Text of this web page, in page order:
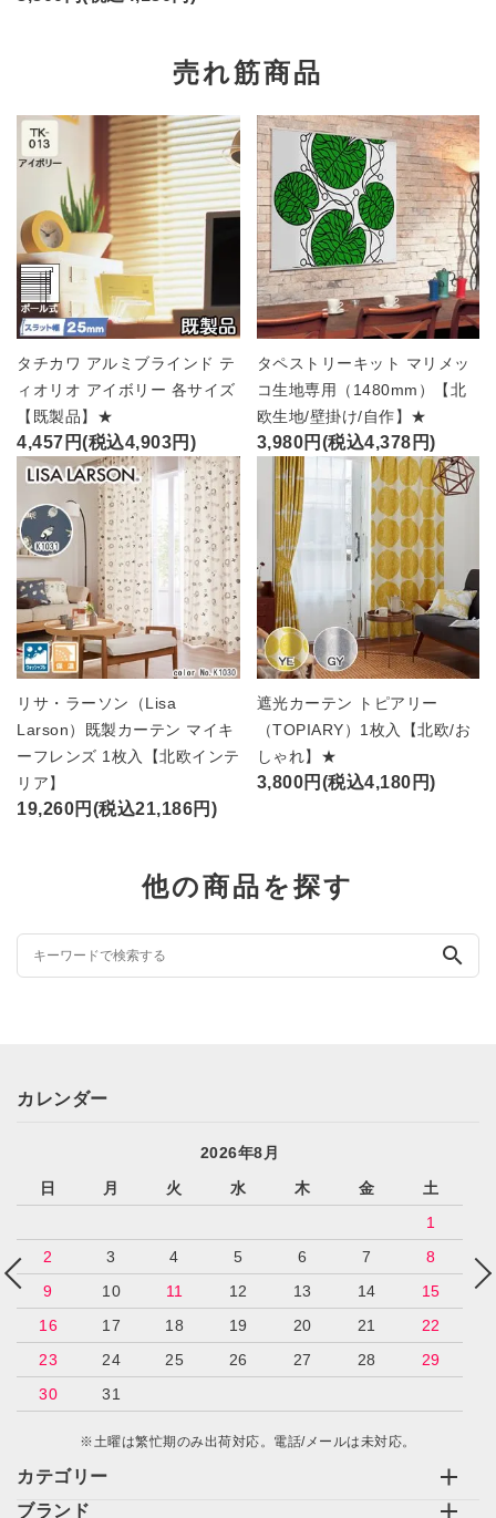
売れ筋商品
タチカワ アルミブラインド テ
ィオリオ アイボリー 各サイズ
【既製品】★
4,457円(税込4,903円)
タペストリーキット マリメッ
コ生地専用（1480mm）【北
欧生地/壁掛け/自作】★
3,980円(税込4,378円)
リサ・ラーソン（Lisa
Larson）既製カーテン マイキ
ーフレンズ 1枚入【北欧インテ
リア】
19,260円(税込21,186円)
遮光カーテン トピアリー
（TOPIARY）1枚入【北欧/お
しゃれ】★
3,800円(税込4,180円)
他の商品を探す
search
カテゴリー
ブランド
カレンダー
2026年8月
日
月 火 水 木 金
土
1
2
3 4 5 6 7
8
9
10 11 12 13 14
15
16
17 18 19 20 21
22
23
24 25 26 27 28
29
30
31
※土曜は繁忙期のみ出荷対応。電話/メールは未対応。